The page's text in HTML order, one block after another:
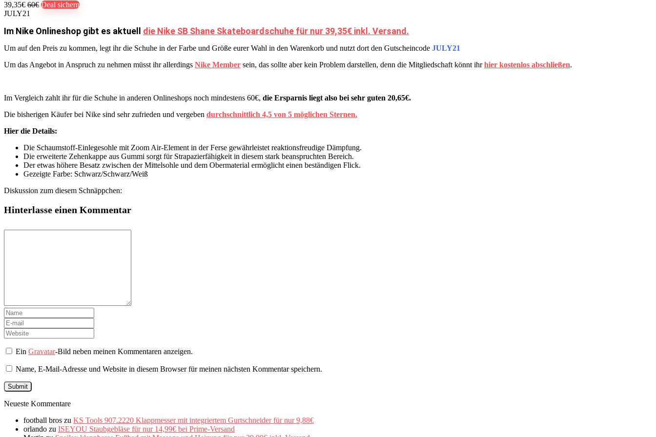
39,35€ 60€ Deal sichern
JULY21
Im Nike Onlineshop gibt es aktuell die Nike SB Shane Skateboardschuhe für nur 39,35€ inkl. Versand.
Um auf den Preis zu kommen, legt ihr die Schuhe in der Farbe und Größe eurer Wahl in den Warenkorb und nutzt dort den Gutscheincode JULY21
Um das Angebot in Anspruch zu nehmen müsst ihr allerdings Nike Member sein, das sollte aber kein Problem darstellen, denn die Mitgliedschaft könnt ihrhier kostenlos abschließen.
Im Vergleich zahlt ihr für die Schuhe in anderen Onlineshops noch mindestens 60€, die Ersparnis liegt also bei sehr guten 20,65€.
Die bisherigen Käufer bei Nike sind sehr zufrieden und vergeben durchschnittlich 4,5 von 5 möglichen Sternen.
Hier die Details:
Die Schaumstoff-Einlegesohle mit Zoom Air-Element in der Ferse gewährleistet reaktionsfreudige Dämpfung.
Die erweiterte Zehenkappe aus Gummi sorgt für Strapazierfähigkeit in diesem stark beanspruchten Bereich.
Der etwas höhere Besatz zwischen der Mittelsohle und dem Obermaterial ermöglicht einen beständigen Flick.
Gezeigte Farbe: Schwarz/Schwarz/Weiß
Diskussion zum diesem Schnäppchen:
Hinterlasse einen Kommentar
EinGravatar-Bild neben meinen Kommentaren anzeigen.
Name, E-Mail-Adresse und Website in diesem Browser für meinen nächsten Kommentar speichern.
Neueste Kommentare
football bros zu KS Tools 907.2220 Klappmesser mit integriertem Gurtschneider für nur 9,88€
orlando zu ISEYOU Staubgebläse für nur 14,99€ bei Prime-Versand